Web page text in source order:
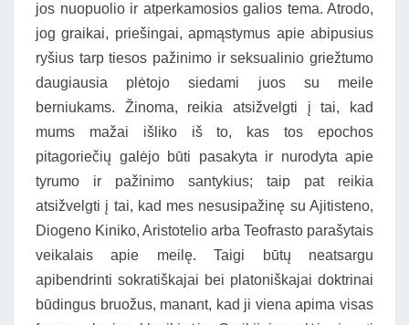
jos nuopuolio ir atperkamosios galios tema. Atrodo,
jog graikai, priešingai, apmąstymus apie abipusius
ryšius tarp tiesos pažinimo ir seksualinio griežtumo
daugiausia plėtojo siedami juos su meile
berniukams. Žinoma, reikia atsižvelgti į tai, kad
mums mažai išliko iš to, kas tos epochos
pitagoriečių galėjo būti pasakyta ir nurodyta apie
tyrumo ir pažinimo santykius; taip pat reikia
atsižvelgti į tai, kad mes nesusipažinę su Ajitisteno,
Diogeno Kiniko, Aristotelio arba Teofrasto parašytais
veikalais apie meilę. Taigi būtų neatsargu
apibendrinti sokratiškajai bei platoniškajai doktrinai
būdingus bruožus, manant, kad ji viena apima visas